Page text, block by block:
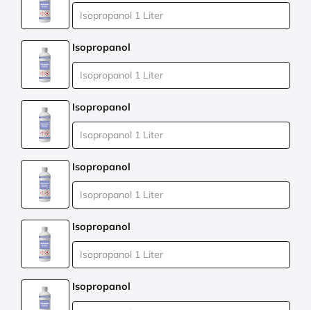
Isopropanol
Isopropanol
Isopropanol
Isopropanol
Isopropanol